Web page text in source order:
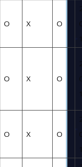
O X O
O X O
O X O